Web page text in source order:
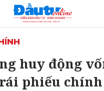
huy động
phiếu